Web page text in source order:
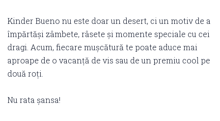
Kinder Bueno nu este doar un desert, ci un motiv de a
împărtăși zâmbete, râsete și momente speciale cu cei
dragi. Acum, fiecare mușcătură te poate aduce mai
aproape de o vacanță de vis sau de un premiu cool pe
două roți.
Nu rata șansa!